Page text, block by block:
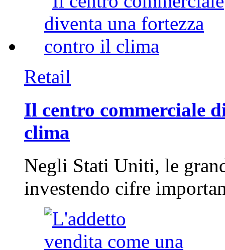
Retail
Il centro commerciale
clima
Negli Stati Uniti, le
investendo cifre